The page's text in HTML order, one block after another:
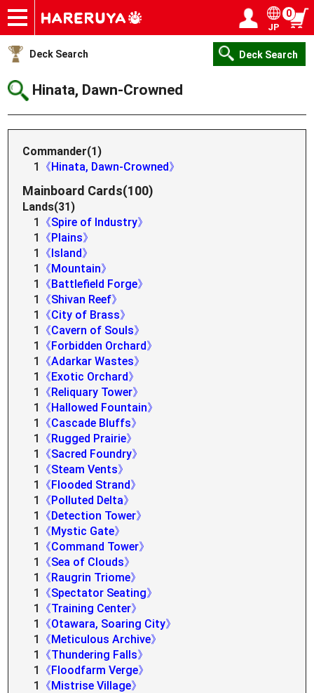
Onlineshop
Articles
Deck Search
Sponsored Players
Shop Info
Event Schedule
Help
Contact
JP
0
Deck Search Deck Search
Hinata, Dawn-Crowned
Commander(1)
1
《Hinata, Dawn-Crowned》
Mainboard Cards(100)
Lands(31)
1
《Spire of Industry》
1
《Plains》
1
《Island》
1
《Mountain》
1
《Battlefield Forge》
1
《Shivan Reef》
1
《City of Brass》
1
《Cavern of Souls》
1
《Forbidden Orchard》
1
《Adarkar Wastes》
1
《Exotic Orchard》
1
《Reliquary Tower》
1
《Hallowed Fountain》
1
《Cascade Bluffs》
1
《Rugged Prairie》
1
《Sacred Foundry》
1
《Steam Vents》
1
《Flooded Strand》
1
《Polluted Delta》
1
《Detection Tower》
1
《Mystic Gate》
1
《Command Tower》
1
《Sea of Clouds》
1
《Raugrin Triome》
1
《Spectator Seating》
1
《Training Center》
1
《Otawara, Soaring City》
1
《Meticulous Archive》
1
《Thundering Falls》
1
《Floodfarm Verge》
1
《Mistrise Village》